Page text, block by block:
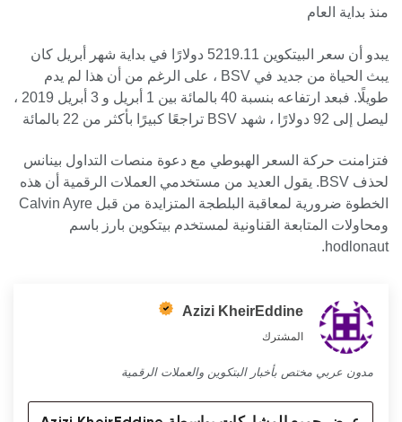
منذ بداية العام
يبدو أن سعر البيتكوين 5219.11 دولارًا في بداية شهر أبريل كان
يبث الحياة من جديد في BSV ، على الرغم من أن هذا لم يدم
طويلًا. فبعد ارتفاعه بنسبة 40 بالمائة بين 1 أبريل و 3 أبريل 2019 ،
ليصل إلى 92 دولارًا ، شهد BSV تراجعًا كبيرًا بأكثر من 22 بالمائة
فتزامنت حركة السعر الهبوطي مع دعوة منصات التداول بينانس
لحذف BSV. يقول العديد من مستخدمي العملات الرقمية أن هذه
الخطوة ضرورية لمعاقبة البلطجة المتزايدة من قبل Calvin Ayre
ومحاولات المتابعة القناونية لمستخدم بيتكوين بارز باسم
hodlonaut.
Azizi KheirEddine
المشترك
مدون عربي مختص بأخبار البتكوين والعملات الرقمية